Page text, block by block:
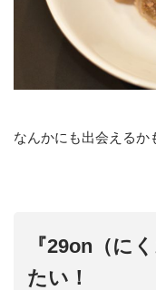
なんかにも出会えるか
『29on（に
たい！